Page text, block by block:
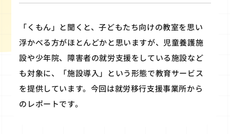
「くもん」と聞くと、子どもたち向けの教室を思い
浮かべる方がほとんどかと思いますが、児童養護施
設や少年院、障害者の就労支援をしている施設など
も対象に、「施設導入」という形態で教育サービス
を提供しています。今回は就労移行支援事業所から
のレポートです。